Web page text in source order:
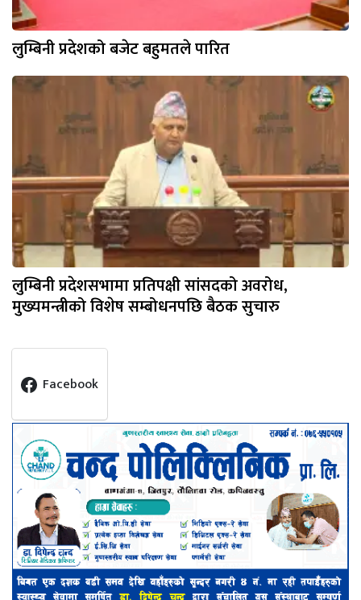
लुम्बिनी प्रदेशको बजेट बहुमतले पारित
लुम्बिनी प्रदेशसभामा प्रतिपक्षी सांसदको अवरोध,
मुख्यमन्त्रीको विशेष सम्बोधनपछि बैठक सुचारु
Facebook